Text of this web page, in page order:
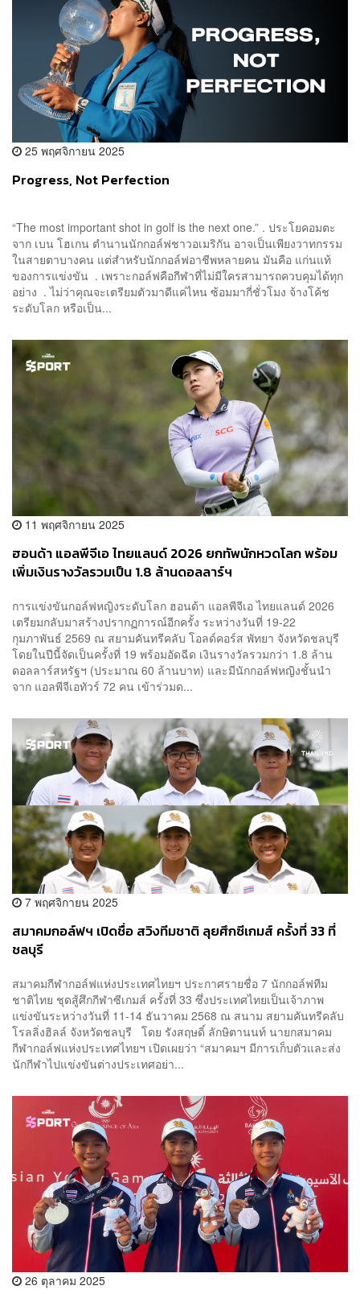
25 พฤศจิกายน 2025
Progress, Not Perfection
“The most important shot in golf is the next one.” . ประโยคอมตะ
จาก เบน โฮเกน ตำนานนักกอล์ฟชาวอเมริกัน อาจเป็นเพียงวาทกรรม
ในสายตาบางคน แต่สำหรับนักกอล์ฟอาชีพหลายคน มันคือ แก่นแท้
ของการแข่งขัน . เพราะกอล์ฟคือกีฬาที่ไม่มีใครสามารถควบคุมได้ทุก
อย่าง . ไม่ว่าคุณจะเตรียมตัวมาดีแค่ไหน ซ้อมมากี่ชั่วโมง จ้างโค้ช
ระดับโลก หรือเป็น...
11 พฤศจิกายน 2025
ฮอนด้า แอลพีจีเอ ไทยแลนด์ 2026 ยกทัพนักหวดโลก พร้อม
เพิ่มเงินรางวัลรวมเป็น 1.8 ล้านดอลลาร์ฯ
การแข่งขันกอล์ฟหญิงระดับโลก ฮอนด้า แอลพีจีเอ ไทยแลนด์ 2026
เตรียมกลับมาสร้างปรากฏการณ์อีกครั้ง ระหว่างวันที่ 19-22
กุมภาพันธ์ 2569 ณ สยามคันทรีคลับ โอลด์คอร์ส พัทยา จังหวัดชลบุรี
โดยในปีนี้จัดเป็นครั้งที่ 19 พร้อมอัดฉีด เงินรางวัลรวมกว่า 1.8 ล้าน
ดอลลาร์สหรัฐฯ (ประมาณ 60 ล้านบาท) และมีนักกอล์ฟหญิงชั้นนำ
จาก แอลพีจีเอทัวร์ 72 คน เข้าร่วมด...
7 พฤศจิกายน 2025
สมาคมกอล์ฟฯ เปิดชื่อ สวิงทีมชาติ ลุยศึกซีเกมส์ ครั้งที่ 33 ที่
ชลบุรี
สมาคมกีฬากอล์ฟแห่งประเทศไทยฯ ประกาศรายชื่อ 7 นักกอล์ฟทีม
ชาติไทย ชุดสู้ศึกกีฬาซีเกมส์ ครั้งที่ 33 ซึ่งประเทศไทยเป็นเจ้าภาพ
แข่งขันระหว่างวันที่ 11-14 ธันวาคม 2568 ณ สนาม สยามคันทรีคลับ
โรลลิ่งฮิลล์ จังหวัดชลบุรี โดย รังสฤษดิ์ ลักษิตานนท์ นายกสมาคม
กีฬากอล์ฟแห่งประเทศไทยฯ เปิดเผยว่า “สมาคมฯ มีการเก็บตัวและส่ง
นักกีฬาไปแข่งขันต่างประเทศอย่า...
26 ตุลาคม 2025